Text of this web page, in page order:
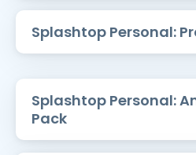
Splashtop Personal:
Splashtop Personal:
Pack